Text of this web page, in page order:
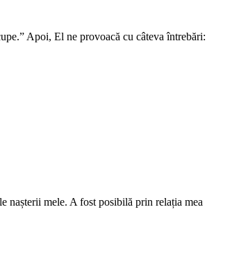
Apoi, El ne provoacă cu câteva întrebări:
nașterii mele. A fost posibilă prin relația mea